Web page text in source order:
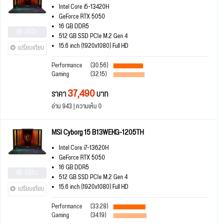
เปรียบเทียบ
Intel Core i5-13420H
GeForce RTX 5050
16 GB DDR5
512 GB SSD PCIe M.2 Gen 4
15.6 inch (1920x1080) Full HD
Performance
(30.56)
Gaming (32.15)
ราคา37,490บาท
อ่าน 943 | ความเห็น 0
เปรียบเทียบ
MSI Cyborg 15 B13WEKG-1205TH
Intel Core i7-13620H
GeForce RTX 5050
16 GB DDR5
512 GB SSD PCIe M.2 Gen 4
15.6 inch (1920x1080) Full HD
Performance
(33.28)
Gaming (34.19)